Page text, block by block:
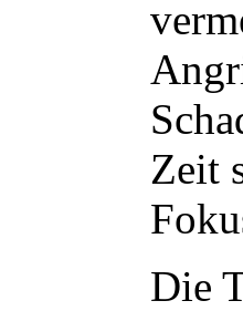
Zeit
Die